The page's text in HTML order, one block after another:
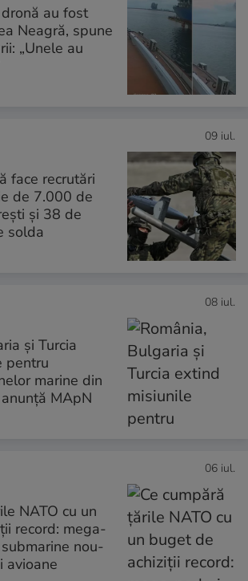
au fost
Neagră, spune
„Unele au
09 iul.
face recrutări
de 7.000 de
și 38 de
solda
08 iul.
şi Turcia
pentru
marine din
MApN
06 iul.
NATO cu un
record: mega-
nou-
avioane